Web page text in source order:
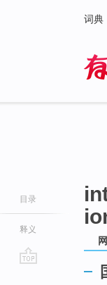
词典
目录
释义